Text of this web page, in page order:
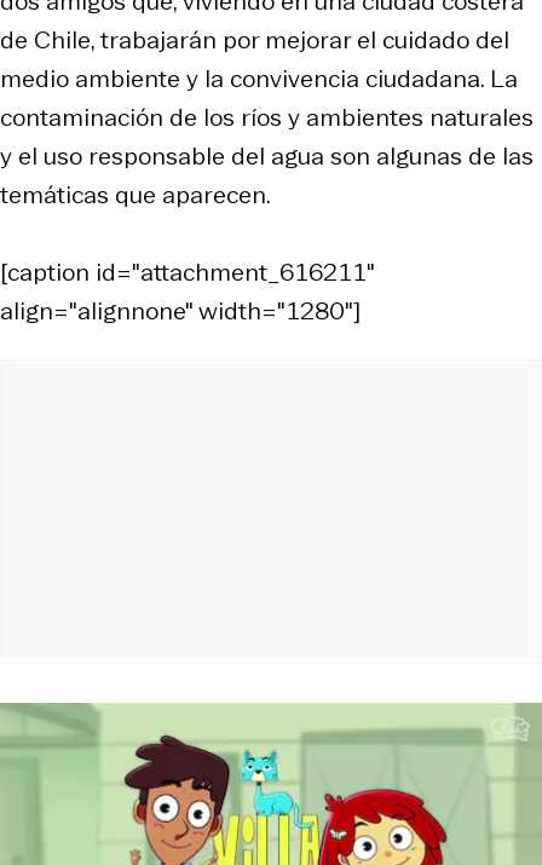
de Chile, trabajarán por mejorar el cuidado del
medio ambiente y la convivencia ciudadana. La
contaminación de los ríos y ambientes naturales
y el uso responsable del agua son algunas de las
temáticas que aparecen.
[caption id="attachment_616211"
align="alignnone" width="1280"]